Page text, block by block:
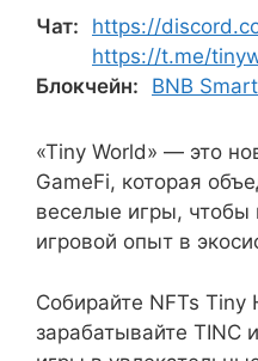
Чат: https://
https://t.me/
Блокчейн:
BNB
«Tiny World» — это
GameFi, которая
веселые игры, чтобы
игровой опыт в
Собирайте NFTs Tiny
зарабатывайте TINC